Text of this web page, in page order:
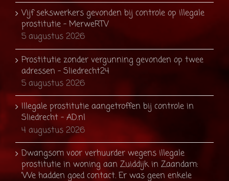
Vijf sekswerkers gevonden bij controle op illegale
prostitutie - MerweRTV
5 augustus 2026
Prostitutie zonder vergunning gevonden op twee
adressen - Sliedrecht24
5 augustus 2026
Illegale prostitutie aangetroffen bij controle in
Sliedrecht - AD.nl
4 augustus 2026
Dwangsom voor verhuurder wegens illegale
prostitutie in woning aan Zuiddijk in Zaandam:
’We hadden goed contact. Er was geen enkele